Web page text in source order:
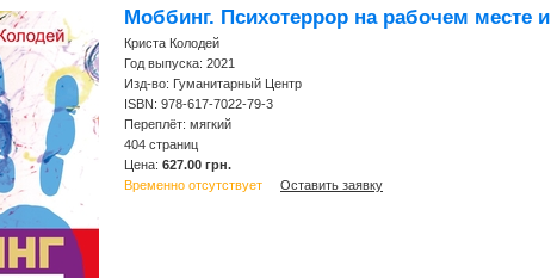
Моббинг. Психотеррор на рабочем месте
Криста Колодей
Год выпуска: 2021
Изд-во: Гуманитарный Центр
ISBN: 978-617-7022-79-3
Переплёт: мягкий
404 страниц
Цена: 627.00 грн.
Временно отсутствует
Оставить заявку